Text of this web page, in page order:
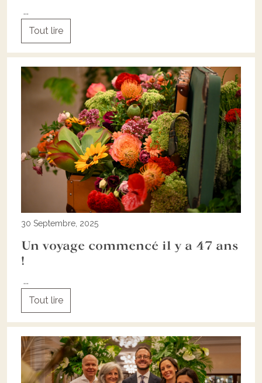
...
Tout lire
30 Septembre, 2025
Un voyage commencé il y a 47 ans
!
...
Tout lire